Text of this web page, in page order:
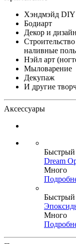
Хэндмэйд DIY
Бодиарт
Декор и дизайн
наливные
Нэйл арт
Мыловарение
Декупаж
И другие
Аксессуары
Быстрый
Dream
Много
Быстрый
Много